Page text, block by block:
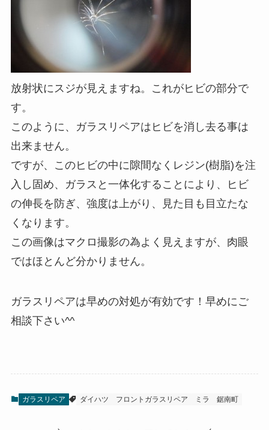
放射状にスジが見えますね。これがヒビの部分で
す。
このように、ガラスリペアはヒビを消し去る事は
出来ません。
ですが、このヒビの中に隙間なくレジン(樹脂)を注
入し固め、ガラスと一体化することにより、ヒビ
の伸長を防ぎ、強度は上がり、見た目も目立たな
くなります。
この画像はマクロ撮影の為よく見えますが、肉眼
ではほとんど分かりません。
ガラスリペアは早めの対処が有効です！早めにご
相談下さい^^
ガラスリペア ダイハツ フロントガラスリペア ミラ 鋸南町